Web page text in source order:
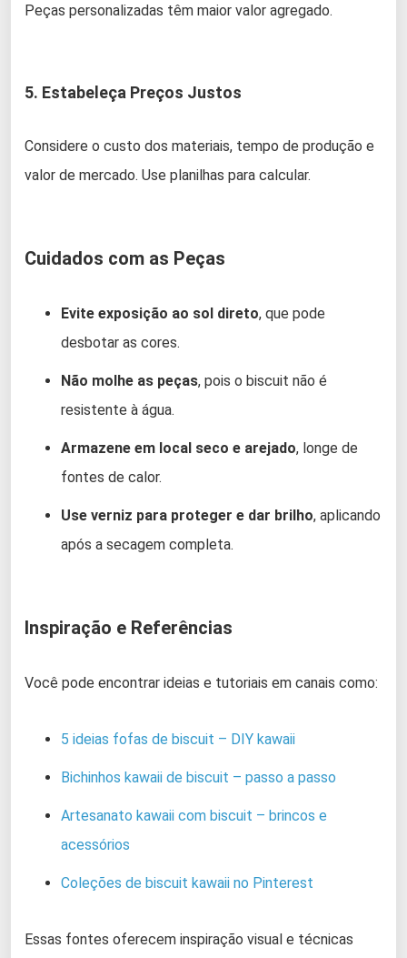
Peças personalizadas têm maior valor agregado.
5. Estabeleça Preços Justos
Considere o custo dos materiais, tempo de produção e
valor de mercado. Use planilhas para calcular.
Cuidados com as Peças
Evite exposição ao sol direto, que pode
desbotar as cores.
Não molhe as peças, pois o biscuit não é
resistente à água.
Armazene em local seco e arejado, longe de
fontes de calor.
Use verniz para proteger e dar brilho, aplicando
após a secagem completa.
Inspiração e Referências
Você pode encontrar ideias e tutoriais em canais como:
5 ideias fofas de biscuit – DIY kawaii
Bichinhos kawaii de biscuit – passo a passo
Artesanato kawaii com biscuit – brincos e
acessórios
Coleções de biscuit kawaii no Pinterest
Essas fontes oferecem inspiração visual e técnicas